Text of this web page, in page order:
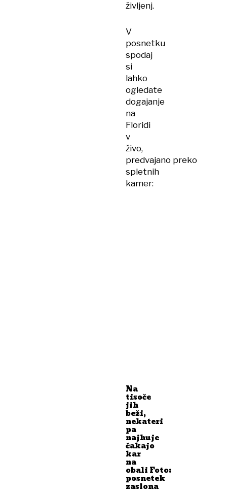
življenj.
V
posnetku
spodaj
si
lahko
ogledate
dogajanje
na
Floridi
v
živo,
predvajano preko
spletnih
kamer:
Na
tisoče
jih
beži,
nekateri
pa
najhuje
čakajo
kar
na
obali Foto:
posnetek
zaslona